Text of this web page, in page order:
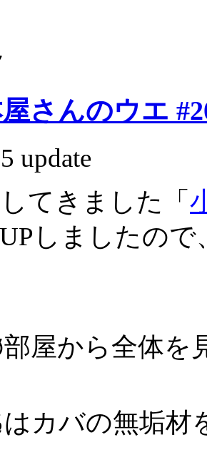
さんのウエ
update
てきました「
しましたの
屋から全体を
カバの無垢材